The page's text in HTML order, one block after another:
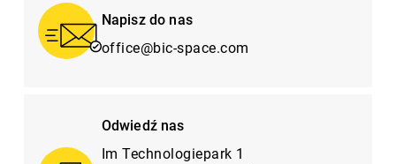
Napisz do nas
office@bic-space.com
Odwiedź nas
Im Technologiepark 1